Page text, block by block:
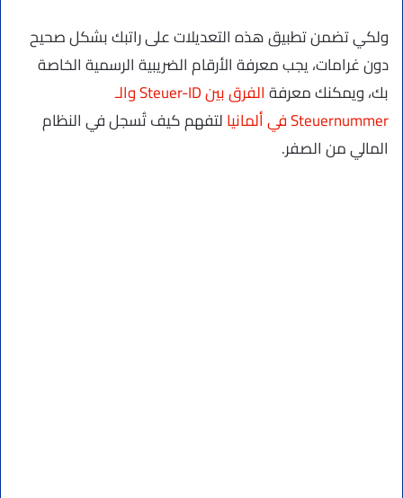
ولكي تضمن تطبيق هذه التعديلات على راتبك بشكل صحيح
دون غرامات، يجب معرفة الأرقام الضريبية الرسمية الخاصة
بك، ويمكنك معرفة
الفرق بين Steuer-ID والـ
Steuernummer في ألمانيا
لتفهم كيف تُسجل في النظام
المالي من الصفر.